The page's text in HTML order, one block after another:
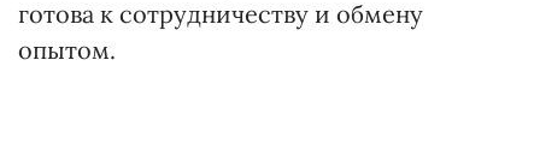
готова к сотрудничеству и обмену
опытом.